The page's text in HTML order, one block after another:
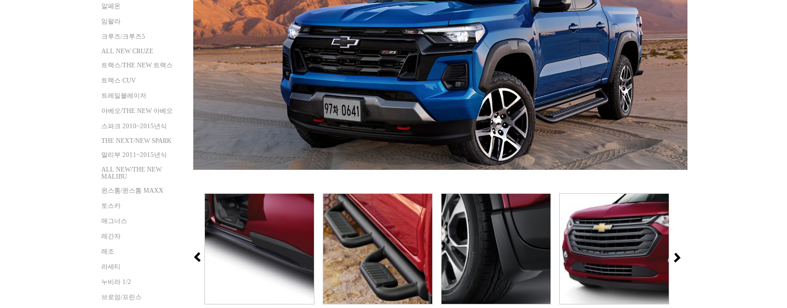
알페온
임팔라
크루즈/크루즈5
ALL NEW CRUZE
트랙스/THE NEW 트랙스
트랙스 CUV
트레일블레이저
아베오/THE NEW 아베오
스파크 2010~2015년식
THE NEXT/NEW SPARK
말리부 2011~2015년식
ALL NEW/THE NEW
MALIBU
윈스톰/윈스톰 MAXX
토스카
매그너스
레간자
레조
라세티
누비라 1/2
브로엄/프린스